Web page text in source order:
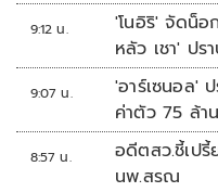
9:12 น.
'โนอิริ' จัดน็อ
หลัว เชา' ปร
9:07 น.
'อาร์เซนอล'
ค่าตัว 75 ล้า
8:57 น.
อดีตสว.ชี้เป
นพ.สรณ